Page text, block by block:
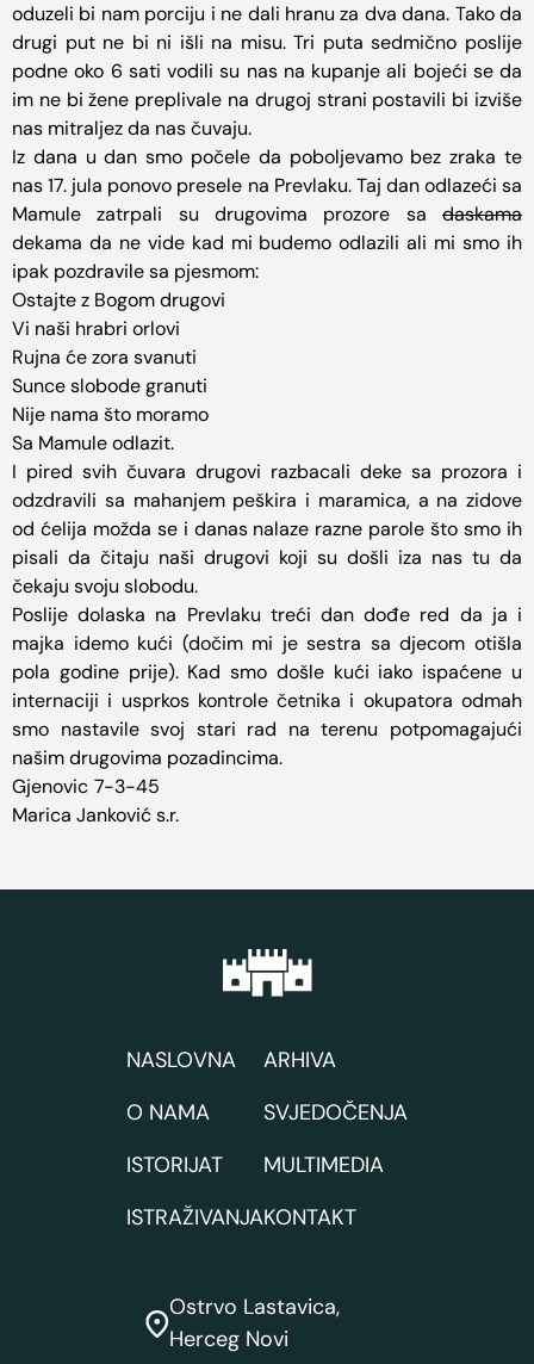
oduzeli bi nam porciju i ne dali hranu za dva dana. Tako da
drugi put ne bi ni išli na misu. Tri puta sedmično poslije
podne oko 6 sati vodili su nas na kupanje ali bojeći se da
im ne bi žene preplivale na drugoj strani postavili bi izviše
nas mitraljez da nas čuvaju.
Iz dana u dan smo počele da poboljevamo bez zraka te
nas 17. jula ponovo presele na Prevlaku. Taj dan odlazeći sa
Mamule zatrpali su drugovima prozore sa daskama
dekama da ne vide kad mi budemo odlazili ali mi smo ih
ipak pozdravile sa pjesmom:
Ostajte z Bogom drugovi
Vi naši hrabri orlovi
Rujna će zora svanuti
Sunce slobode granuti
Nije nama što moramo
Sa Mamule odlazit.
I pired svih čuvara drugovi razbacali deke sa prozora i
odzdravili sa mahanjem peškira i maramica, a na zidove
od ćelija možda se i danas nalaze razne parole što smo ih
pisali da čitaju naši drugovi koji su došli iza nas tu da
čekaju svoju slobodu.
Poslije dolaska na Prevlaku treći dan dođe red da ja i
majka idemo kući (dočim mi je sestra sa djecom otišla
pola godine prije). Kad smo došle kući iako ispaćene u
internaciji i usprkos kontrole četnika i okupatora odmah
smo nastavile svoj stari rad na terenu potpomagajući
našim drugovima pozadincima.
Gjenovic 7-3-45
Marica Janković s.r.
NASLOVNA
O NAMA
ISTORIJAT
ISTRAŽIVANJA
ARHIVA
SVJEDOČENJA
MULTIMEDIA
KONTAKT
Ostrvo Lastavica,
Herceg Novi